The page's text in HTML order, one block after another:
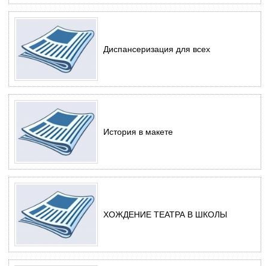
Диспансеризация для всех
История в макете
ХОЖДЕНИЕ ТЕАТРА В ШКОЛЫ